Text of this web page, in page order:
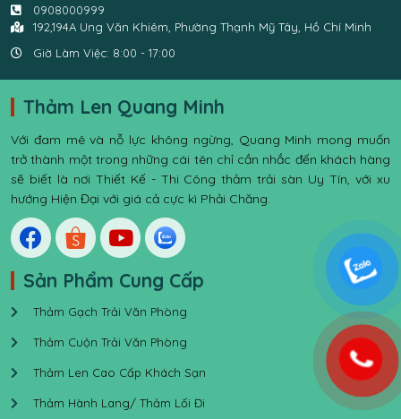
0908000999
192,194A Ung Văn Khiêm, Phường Thạnh Mỹ Tây, Hồ Chí Minh
Giờ Làm Việc: 8:00 - 17:00
Thảm Len Quang Minh
Với đam mê và nỗ lực không ngừng, Quang Minh mong muốn
trở thành một trong những cái tên chỉ cần nhắc đến khách hàng
sẽ biết là nơi Thiết Kế - Thi Công thảm trải sàn Uy Tín, với xu
hướng Hiện Đại với giá cả cực kì Phải Chăng.
Sản Phẩm Cung Cấp
Thảm Gạch Trải Văn Phòng
Thảm Cuộn Trải Văn Phòng
Thảm Len Cao Cấp Khách Sạn
Thảm Hành Lang/ Thảm Lối Đi